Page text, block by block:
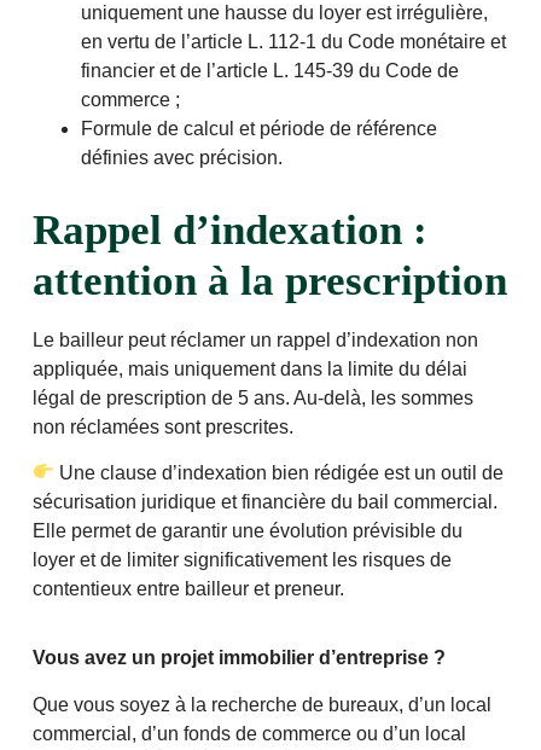
uniquement une hausse du loyer est irrégulière,
en vertu de l’article L. 112-1 du Code monétaire et
financier et de l’article L. 145-39 du Code de
commerce ;
Formule de calcul et période de référence
définies avec précision.
Rappel d’indexation :
attention à la prescription
Le bailleur peut réclamer un rappel d’indexation non
appliquée, mais uniquement dans la limite du délai
légal de prescription de 5 ans. Au-delà, les sommes
non réclamées sont prescrites.
Une clause d’indexation bien rédigée est un outil de
sécurisation juridique et financière du bail commercial.
Elle permet de garantir une évolution prévisible du
loyer et de limiter significativement les risques de
contentieux entre bailleur et preneur.
Vous avez un projet immobilier d’entreprise ?
Que vous soyez à la recherche de bureaux, d’un local
commercial, d’un fonds de commerce ou d’un local